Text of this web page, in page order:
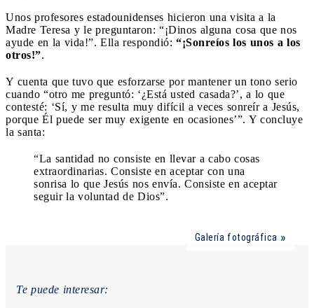
Unos profesores estadounidenses hicieron una visita a la
Madre Teresa y le preguntaron: “¡Dinos alguna cosa que nos
ayude en la vida!”. Ella respondió: “¡Sonreíos los unos a los
otros!”.
Y cuenta que tuvo que esforzarse por mantener un tono serio
cuando “otro me preguntó: ‘¿Está usted casada?’, a lo que
contesté: ‘Sí, y me resulta muy difícil a veces sonreír a Jesús,
porque Él puede ser muy exigente en ocasiones’”. Y concluye
la santa:
“La santidad no consiste en llevar a cabo cosas
extraordinarias. Consiste en aceptar con una
sonrisa lo que Jesús nos envía. Consiste en aceptar
seguir la voluntad de Dios”.
Galería fotográfica
Te puede interesar: